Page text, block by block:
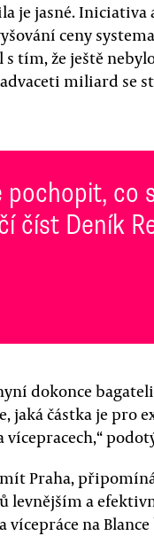
je jasné.
ceny
s tím, že ještě
miliard se
pochopit, co
číst Deník
dokonce
jaká částka je pro
Praha,
a
vícepráce na